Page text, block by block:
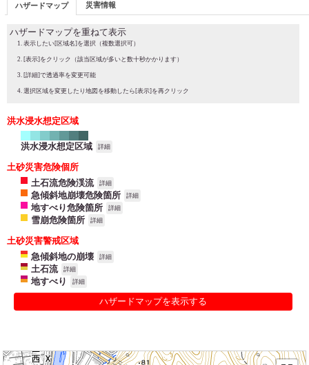
ハザードマップ 災害情報
ハザードマップを重ねて表示
表示したい[区域名]を選択（複数選択可）
[表示]をクリック（該当区域が多いと数十秒かかります）
[詳細]で透過率を変更可能
選択区域を変更したり地図を移動したら[表示]を再クリック
洪水浸水想定区域
洪水浸水想定区域 詳細
土砂災害危険個所
土石流危険渓流
詳細
急傾斜地崩壊危険箇所 詳細
地すべり危険箇所 詳細
雪崩危険箇所 詳細
土砂災害警戒区域
急傾斜地の崩壊
詳細
土石流 詳細
地すべり 詳細
ハザードマップを表示する